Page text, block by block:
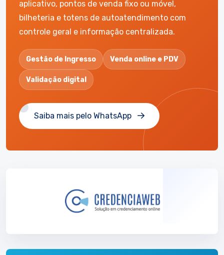
aplicativo, pontos de venda fixo ou móvel,
bilheteria e totens de autoatendimento com
controle geral e informação centralizada.
Gestão de Ingresso Venda online e PDV
Validação digital
Saiba mais pelo WhatsApp